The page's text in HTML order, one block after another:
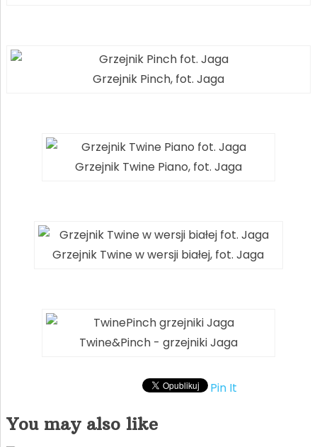
Grzejnik Pinch, fot. Jaga
Grzejnik Twine Piano, fot. Jaga
Grzejnik Twine w wersji białej, fot. Jaga
Twine&Pinch - grzejniki Jaga
Pin It
You may also like